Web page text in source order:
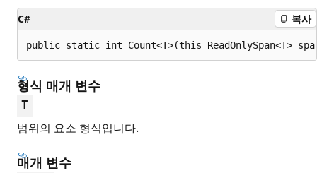
C# 복사
public static int Count<T>(this ReadOnlySpan<T>
형식 매개 변수
T
범위의 요소 형식입니다.
매개 변수